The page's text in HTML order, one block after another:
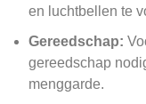
en luchtbellen te
Gereedschap:
gereedschap
menggarde.